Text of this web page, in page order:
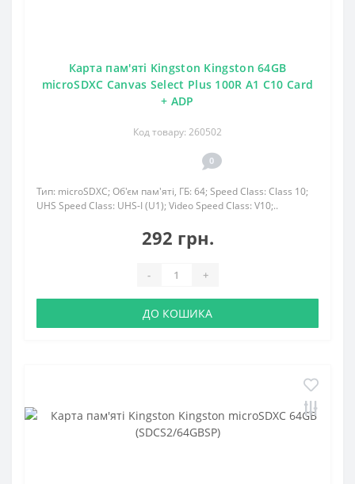
Карта пам'яті Kingston Kingston 64GB
microSDXC Canvas Select Plus 100R A1 C10 Card
+ ADP
Код товару: 260502
0
Тип: microSDXC; Об'єм пам'яті, ГБ: 64; Speed Class: Class 10;
UHS Speed Class: UHS-I (U1); Video Speed Class: V10;..
292 грн.
- +
ДО КОШИКА